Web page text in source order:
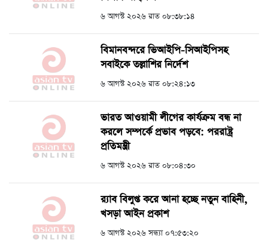
৬ আগস্ট ২০২৬ রাত ০৮:৩৮:১৪
বিমানবন্দরে ভিআইপি-সিআইপিসহ
সবাইকে তল্লাশির নির্দেশ
৬ আগস্ট ২০২৬ রাত ০৮:২৪:১৩
ভারত আওয়ামী লীগের কার্যক্রম বন্ধ না
করলে সম্পর্কে প্রভাব পড়বে: পররাষ্ট্র
প্রতিমন্ত্রী
৬ আগস্ট ২০২৬ রাত ০৮:০৪:৩০
র‍্যাব বিলুপ্ত করে আনা হচ্ছে নতুন বাহিনী,
খসড়া আইন প্রকাশ
৬ আগস্ট ২০২৬ সন্ধ্যা ০৭:৫৩:২০